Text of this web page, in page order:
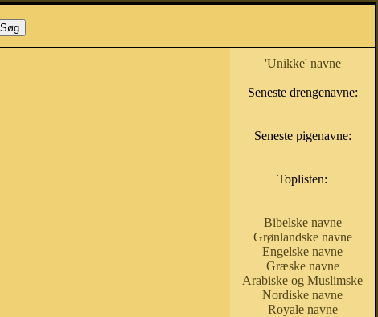
'Unikke' navne
Seneste drengenavne:
Seneste pigenavne:
Toplisten:
Bibelske navne
Grønlandske navne
Engelske navne
Græske navne
Arabiske og Muslimske
Nordiske navne
Royale navne